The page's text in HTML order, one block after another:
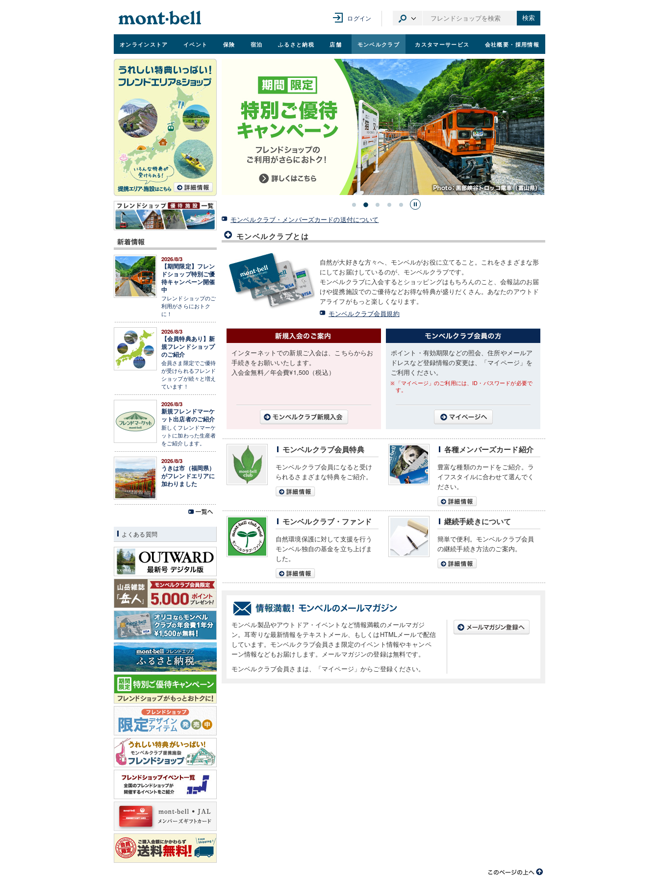
ログイン 検索
オンラインストア イベント 保険 宿泊 ふるさと納税 店舗 モンベルクラブ カスタマーサービス 会社概要 ・採用情報
モンベルクラブ・メンバーズカードの送付について
モンベルクラブとは
自然が大好きな方々へ、モンベルがお役に立てること。これをさまざまな形
にしてお届けしているのが、モンベルクラブです。
モンベルクラブに入会するとショッピングはもちろんのこと、会報誌のお届
けや提携施設でのご優待などお得な特典が盛りだくさん。あなたのアウトド
アライフがもっと楽しくなります。
モンベルクラブ会員規約
インターネットでの新規ご入会は、こちらからお
手続きをお願いいたします。
入会金無料／年会費¥1,500（税込）
ポイント・有効期限などの照会、住所やメールア
ドレスなど登録情報の変更は、「マイページ」を
ご利用ください。
「マイページ」のご利用には、ID・パスワードが必要で
す。
モンベルクラブ会員特典
モンベルクラブ会員になると受け
られるさまざまな特典をご紹介。
各種メンバーズカード紹介
豊富な種類のカードをご紹介。ラ
イフスタイルに合わせて選んでく
ださい。
モンベルクラブ・ファンド
自然環境保護に対して支援を行う
モンベル独自の基金を立ち上げま
した。
継続手続きについて
簡単で便利。モンベルクラブ会員
の継続手続き方法のご案内。
モンベル製品やアウトドア・イベントなど情報満載のメールマガジ
ン。耳寄りな最新情報をテキストメール、もしくはHTMLメールで配信
しています。モンベルクラブ会員さま限定のイベント情報やキャンペ
ーン情報などもお届けします。メールマガジンの登録は無料です。
モンベルクラブ会員さまは、「マイページ」からご登録ください。
2026/8/3
【期間限定】フレン
ドショップ特別ご優
待キャンペーン開催
中
フレンドショップのご
利用がさらにおトク
に！
2026/8/3
【会員特典あり】新
規フレンドショップ
のご紹介
会員さま限定でご優待
が受けられるフレンド
ショップが続々と増え
ています！
2026/8/3
新規フレンドマーケ
ット出店者のご紹介
新しくフレンドマーケ
ットに加わった生産者
をご紹介します。
2026/8/3
うきは市（福岡県）
がフレンドエリアに
加わりました
よくある質問